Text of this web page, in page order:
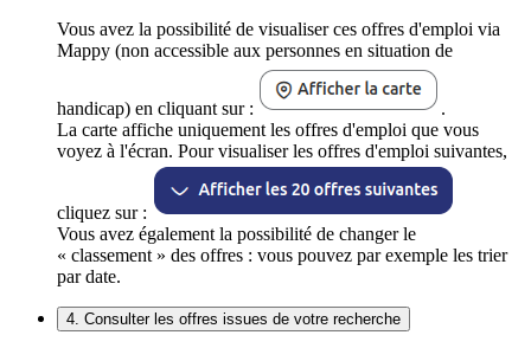
Vous avez la possibilité de visualiser ces offres d'emploi via
Mappy (non accessible aux personnes en situation de
handicap) en cliquant sur :
.
La carte affiche uniquement les offres d'emploi que vous
voyez à l'écran. Pour visualiser les offres d'emploi suivantes,
cliquez sur :
Vous avez également la possibilité de changer le
« classement » des offres : vous pouvez par exemple les trier
par date.
4. Consulter les offres issues de votre recherche